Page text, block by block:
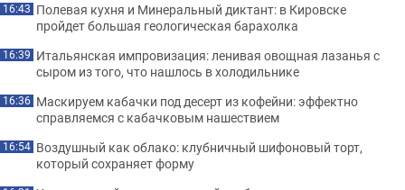
16:43 Полевая кухня и Минеральный диктант: в Кировске
пройдет большая геологическая барахолка
16:39 Итальянская импровизация: ленивая овощная лазанья с
сыром из того, что нашлось в холодильнике
16:36 Маскируем кабачки под десерт из кофейни: эффектно
справляемся с кабачковым нашествием
16:54 Воздушный как облако: клубничный шифоновый торт,
который сохраняет форму